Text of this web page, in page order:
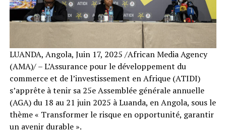
LUANDA, Angola, Juin 17, 2025 /African Media Agency
(AMA)/ – L’Assurance pour le développement du
commerce et de l’investissement en Afrique (ATIDI)
s’apprête à tenir sa 25e Assemblée générale annuelle
(AGA) du 18 au 21 juin 2025 à Luanda, en Angola, sous le
thème « Transformer le risque en opportunité, garantir
un avenir durable ».